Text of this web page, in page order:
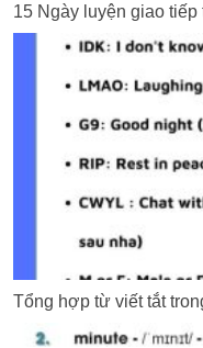
15 Ngày luyện giao
Tổng hợp từ viết tắt